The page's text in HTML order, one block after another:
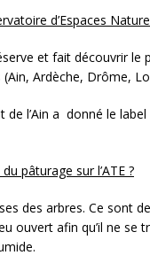
d’Espaces
et fait découvrir
Ardèche, Drôme,
l’Ain a donné le
pâturage sur l’ATE ?
des arbres. Ce sont
ouvert afin qu’il ne se